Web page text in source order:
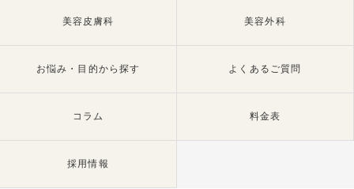
美容皮膚科 美容外科
お悩み・目的から探す よくあるご質問
コラム 料金表
採用情報